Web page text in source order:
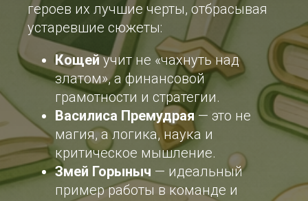
героев их лучшие черты, отбрасывая
устаревшие сюжеты:
Кощейучит не «чахнуть над
златом», а финансовой
грамотности и стратегии.
Василиса Премудрая— это не
магия, а логика, наука и
критическое мышление.
Змей Горыныч — идеальный
пример работы в команде и